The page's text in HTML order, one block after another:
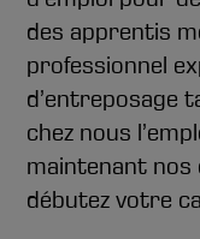
des apprentis
professionnel
d’entreposage
chez nous
maintenant nos
débutez votre